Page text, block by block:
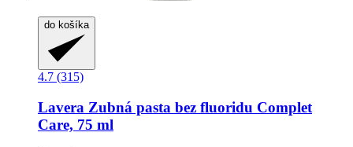
do košíka
4.7 (315)
Lavera Zubná pasta bez fluoridu Complet
Care, 75 ml